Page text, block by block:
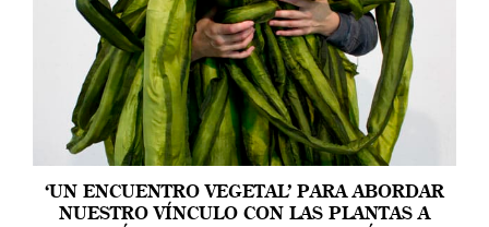
‘UN ENCUENTRO VEGETAL’ PARA ABORDAR
NUESTRO VÍNCULO CON LAS PLANTAS A